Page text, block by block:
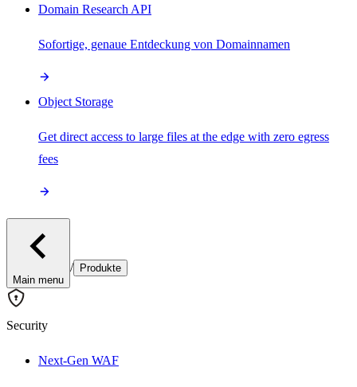
Domain Research API
Sofortige, genaue Entdeckung von Domainnamen
Object Storage
Get direct access to large files at the edge with zero egress
fees
Main menu
/ Produkte
Security
Next-Gen WAF